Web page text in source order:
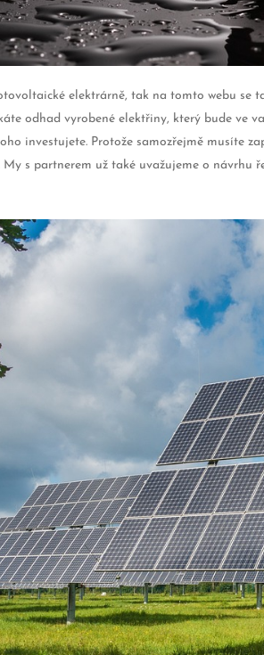
elektrárně, tak na tomto webu
odhad vyrobené elektřiny, který bude
investujete. Protože samozřejmě
s partnerem už také uvažujeme o návrhu